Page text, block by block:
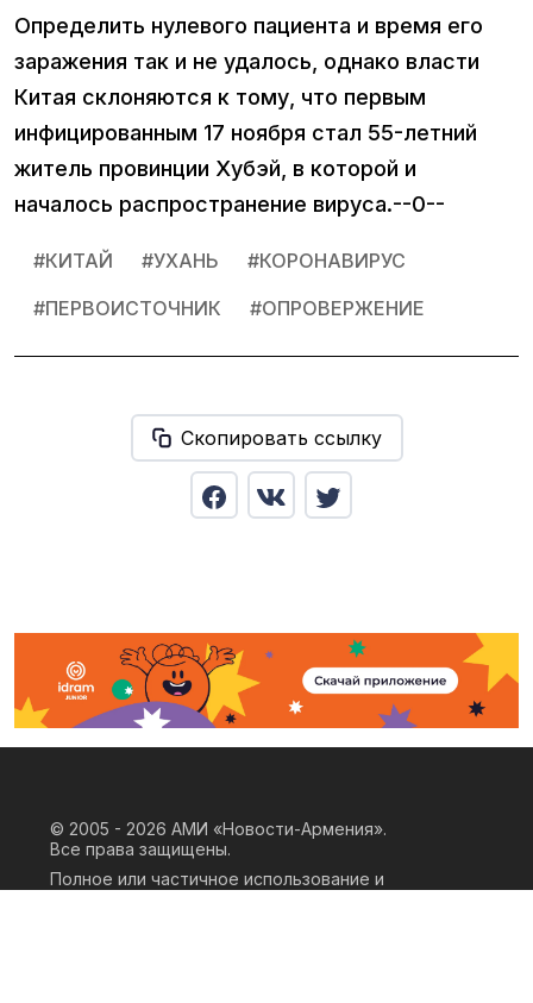
Определить нулевого пациента и время его
заражения так и не удалось, однако власти
Китая склоняются к тому, что первым
инфицированным 17 ноября стал 55-летний
житель провинции Хубэй, в которой и
началось распространение вируса.--0--
#КИТАЙ #УХАНЬ #КОРОНАВИРУС
#ПЕРВОИСТОЧНИК #ОПРОВЕРЖЕНИЕ
Скопировать ссылку
© 2005 - 2026 АМИ «Новости-Армения».
Все права защищены.
Полное или частичное использование и